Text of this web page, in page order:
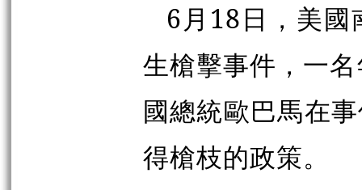
6月18日，美國
生槍擊事件，一
國總統歐巴馬在
得槍枝的政策。